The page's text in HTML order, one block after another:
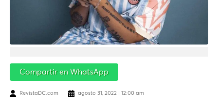
Compartir en WhatsApp
RevistaDC.com agosto 31, 2022 | 12:00 am